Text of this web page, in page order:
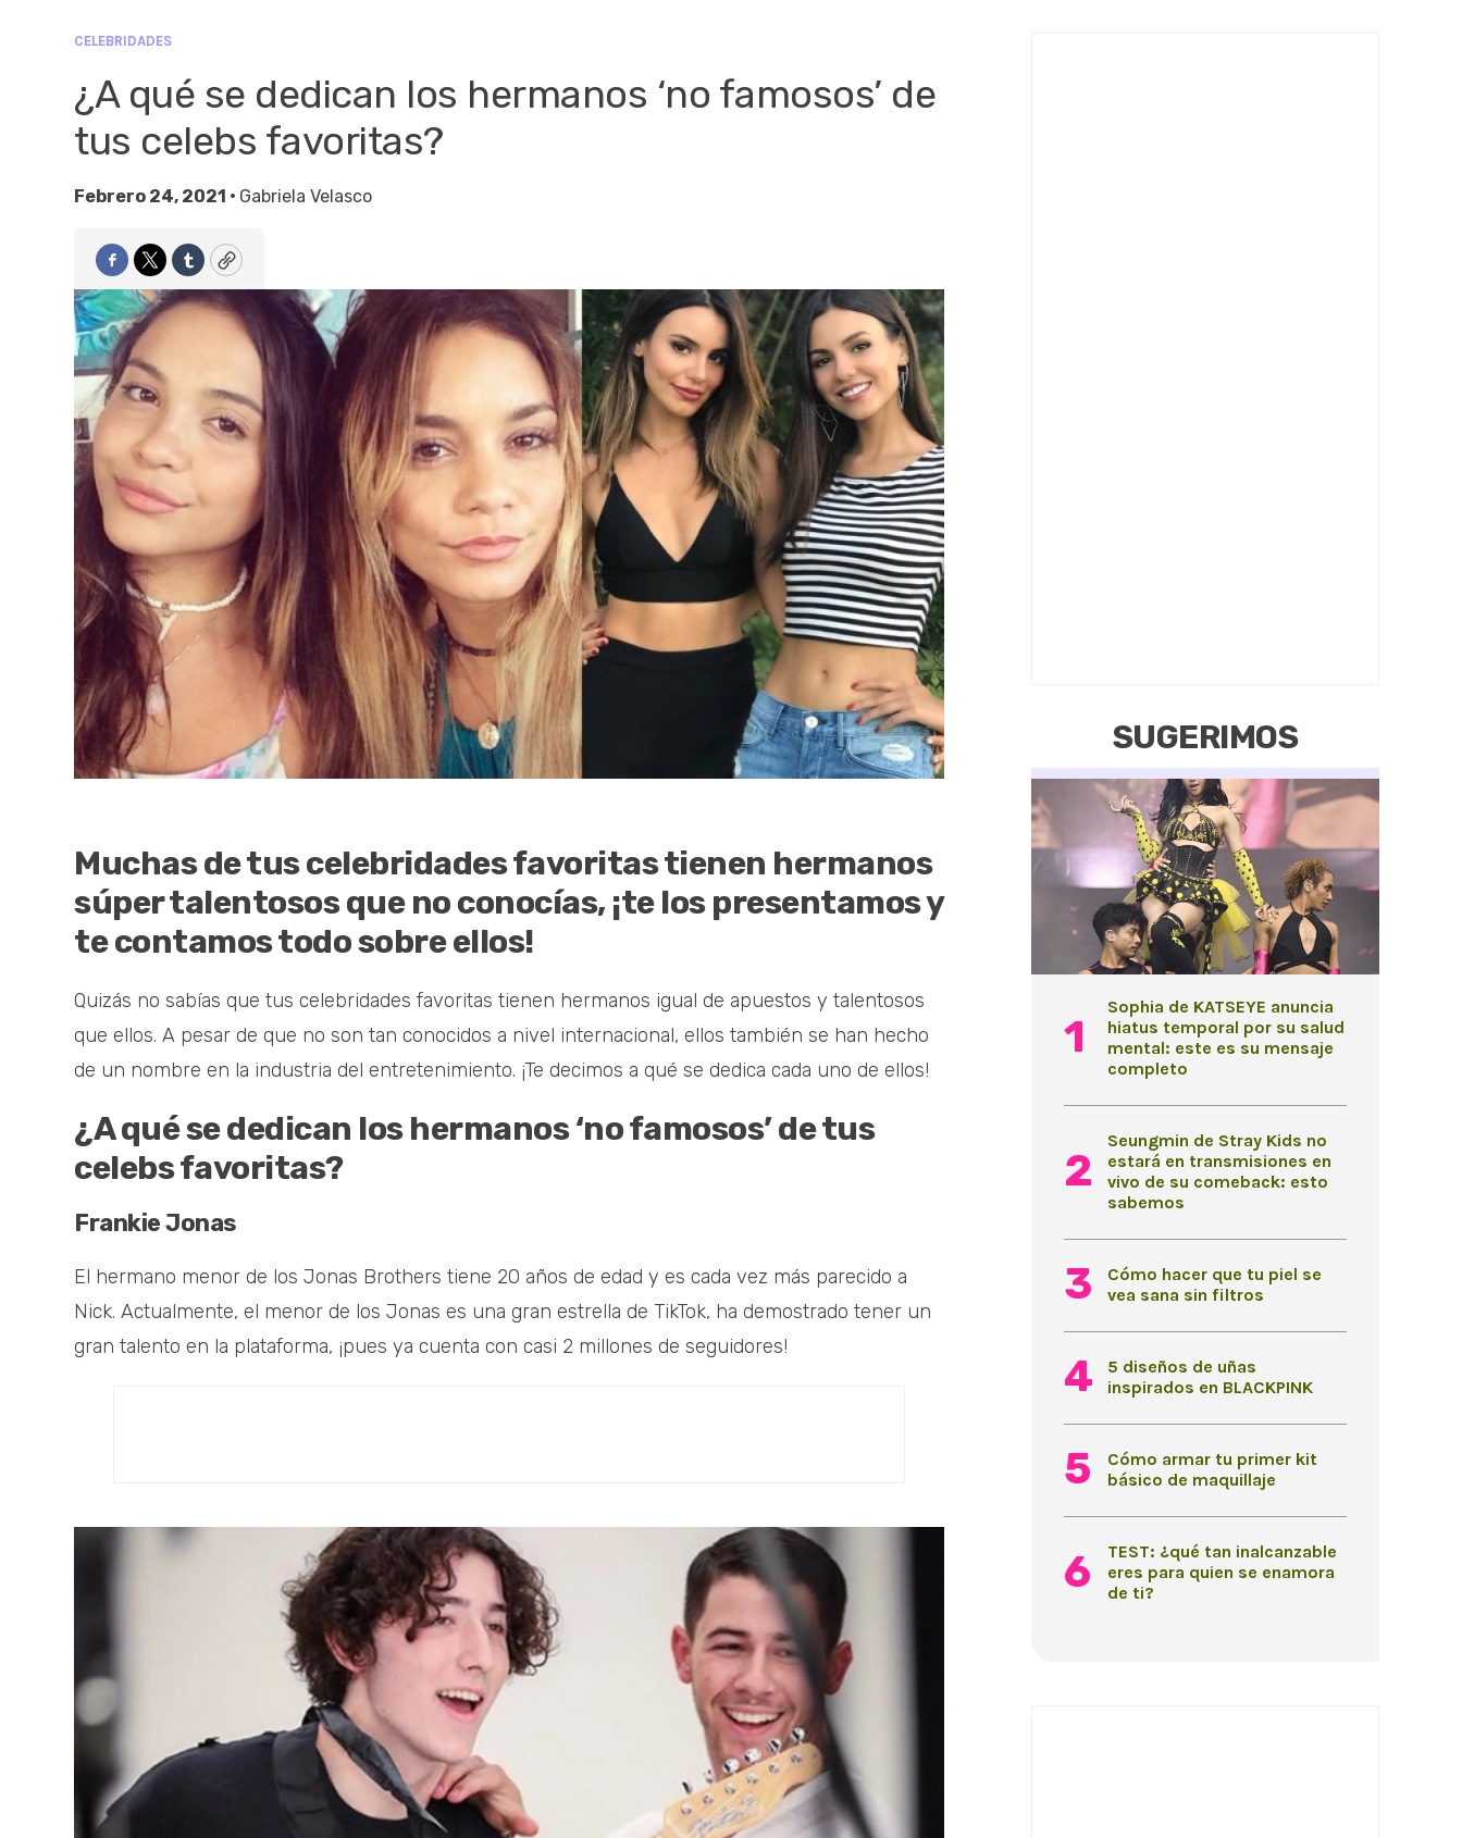
CELEBRIDADES
¿A qué se dedican los hermanos ‘no famosos’ de
tus celebs favoritas?
Febrero 24, 2021 • Gabriela Velasco
Facebook
TwitterTumblrCopy
Muchas de tus celebridades favoritas tienen hermanos
súper talentosos que no conocías, ¡te los presentamos y
te contamos todo sobre ellos!
Quizás no sabías que tus celebridades favoritas tienen hermanos igual de apuestos y talentosos
que ellos. A pesar de que no son tan conocidos a nivel internacional, ellos también se han hecho
de un nombre en la industria del entretenimiento. ¡Te decimos a qué se dedica cada uno de ellos!
¿A qué se dedican los hermanos ‘no famosos’ de tus
celebs favoritas?
Frankie Jonas
El hermano menor de los Jonas Brothers tiene 20 años de edad y es cada vez más parecido a
Nick. Actualmente, el menor de los Jonas es una gran estrella de TikTok, ha demostrado tener un
gran talento en la plataforma, ¡pues ya cuenta con casi 2 millones de seguidores!
SUGERIMOS
Sophia de KATSEYE anuncia
hiatus temporal por su salud
mental: este es su mensaje
completo
Seungmin de Stray Kids no
estará en transmisiones en
vivo de su comeback: esto
sabemos
Cómo hacer que tu piel se
vea sana sin filtros
5 diseños de uñas
inspirados en BLACKPINK
Cómo armar tu primer kit
básico de maquillaje
TEST: ¿qué tan inalcanzable
eres para quien se enamora
de ti?